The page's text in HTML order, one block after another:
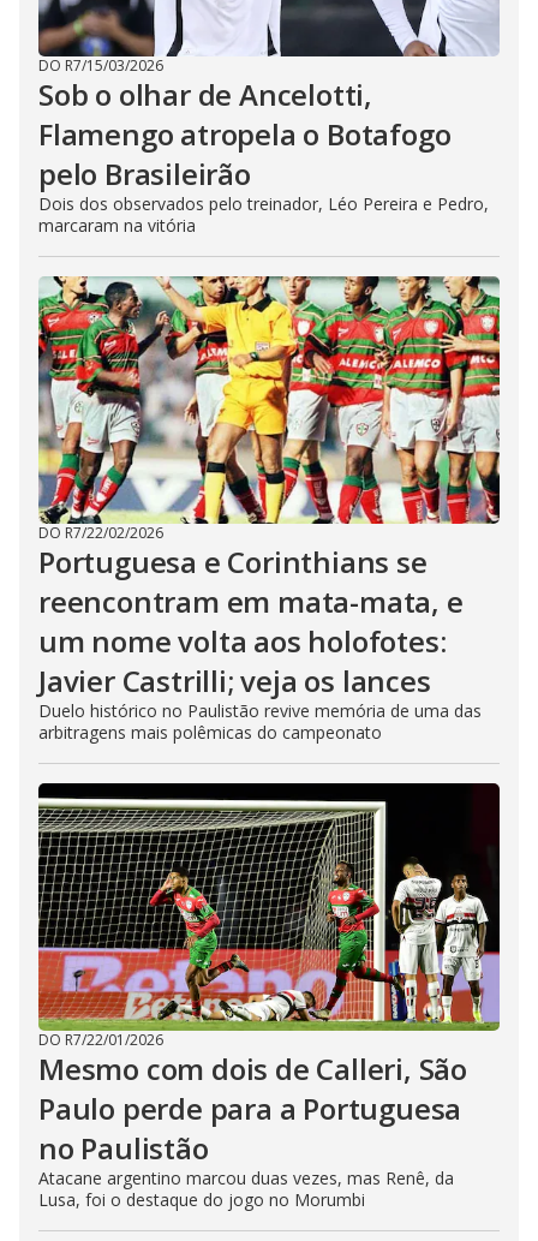
DO R7/15/03/2026
Sob o olhar de Ancelotti,
Flamengo atropela o Botafogo
pelo Brasileirão
Dois dos observados pelo treinador, Léo Pereira e Pedro,
marcaram na vitória
DO R7/22/02/2026
Portuguesa e Corinthians se
reencontram em mata-mata, e
um nome volta aos holofotes:
Javier Castrilli; veja os lances
Duelo histórico no Paulistão revive memória de uma das
arbitragens mais polêmicas do campeonato
DO R7/22/01/2026
Mesmo com dois de Calleri, São
Paulo perde para a Portuguesa
no Paulistão
Atacane argentino marcou duas vezes, mas Renê, da
Lusa, foi o destaque do jogo no Morumbi